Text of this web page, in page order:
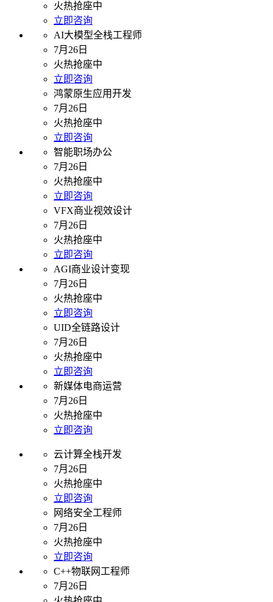
火热抢座中
立即咨询
AI大模型全栈工程师
7月26日
火热抢座中
立即咨询
鸿蒙原生应用开发
7月26日
火热抢座中
立即咨询
智能职场办公
7月26日
火热抢座中
立即咨询
VFX商业视效设计
7月26日
火热抢座中
立即咨询
AGI商业设计变现
7月26日
火热抢座中
立即咨询
UID全链路设计
7月26日
火热抢座中
立即咨询
新媒体电商运营
7月26日
火热抢座中
立即咨询
云计算全栈开发
7月26日
火热抢座中
立即咨询
网络安全工程师
7月26日
火热抢座中
立即咨询
C++物联网工程师
7月26日